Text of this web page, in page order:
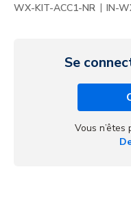
WX-KIT-ACC1-NR | IN-
Se
Vous n’êtes